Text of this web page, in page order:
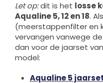
Let op:dit is het losse
Aqualine 5, 12 en 18.
(meerstappenfilter en
vervangen vanwege
dan voor de jaarset
model:
Aqualine 5 jaarset